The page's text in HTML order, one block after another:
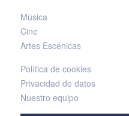
Música
Cine
Artes Escénicas
Política de cookies
Privacidad de datos
Nuestro equipo